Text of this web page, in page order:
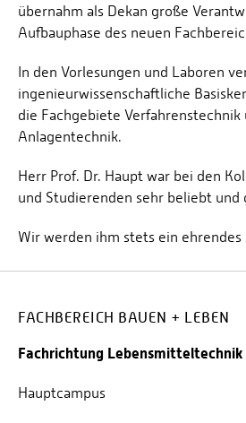
übernahm als Dekan große
Aufbauphase des neuen
In den Vorlesungen und Laboren
ingenieurwissenschaftliche
die Fachgebiete Verfahrenstechnik
Anlagentechnik.
Herr Prof. Dr. Haupt war bei den
und Studierenden sehr beliebt und
Wir werden ihm stets ein
FACHBEREICH BAUEN + LEBEN
Fachrichtung Lebensmitteltechnik
Hauptcampus